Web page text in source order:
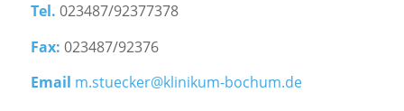
Tel. 023487/92377378
Fax: 023487/92376
Email m.stuecker@klinikum-bochum.de